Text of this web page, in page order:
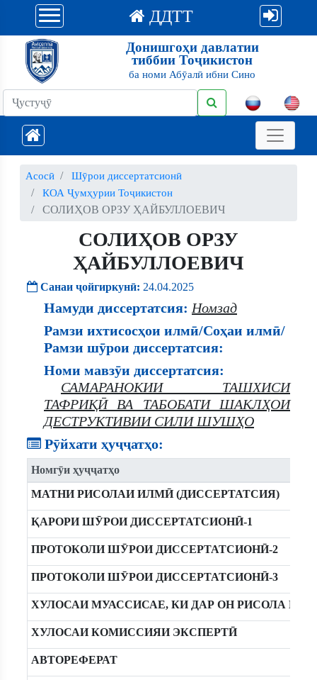
ДДТТ
Донишгоҳи давлатии
тиббии Тоҷикистон
ба номи Абӯалӣ ибни Сино
Асосӣ
Шӯрои диссертатсионӣ
КОА Ҷумҳурии Тоҷикистон
СОЛИҲОВ ОРЗУ ҲАЙБУЛЛОЕВИЧ
СОЛИҲОВ ОРЗУ
ҲАЙБУЛЛОЕВИЧ
Санаи ҷойгиркунӣ: 24.04.2025
Намуди диссертатсия: Номзад
Рамзи ихтисосҳои илмӣ/Соҳаи илмӣ/
Рамзи шӯрои диссертатсия:
Номи мавзӯи диссертатсия:
САМАРАНОКИИ ТАШХИСИ
ТАФРИҚӢ ВА ТАБОБАТИ ШАКЛҲОИ
ДЕСТРУКТИВИИ СИЛИ ШУШҲО
Рӯйхати ҳуҷҷатҳо:
Номгӯи ҳуҷҷатҳо
МАТНИ РИСОЛАИ ИЛМӢ (ДИССЕРТАТСИЯ)
ҚАРОРИ ШӮРОИ ДИССЕРТАТСИОНӢ-1
ПРОТОКОЛИ ШӮРОИ ДИССЕРТАТСИОНӢ-2
ПРОТОКОЛИ ШӮРОИ ДИССЕРТАТСИОНӢ-3
ХУЛОСАИ МУАССИСАЕ, КИ ДАР ОН РИСОЛА
ХУЛОСАИ КОМИССИЯИ ЭКСПЕРТӢ
АВТОРЕФЕРАТ